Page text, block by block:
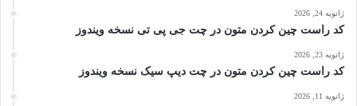
ژانویه 24, 2026
کد راست چین کردن متون در چت جی پی تی نسخه ویندوز
ژانویه 23, 2026
کد راست چین کردن متون در چت دیپ سیک نسخه ویندوز
ژانویه 11, 2026